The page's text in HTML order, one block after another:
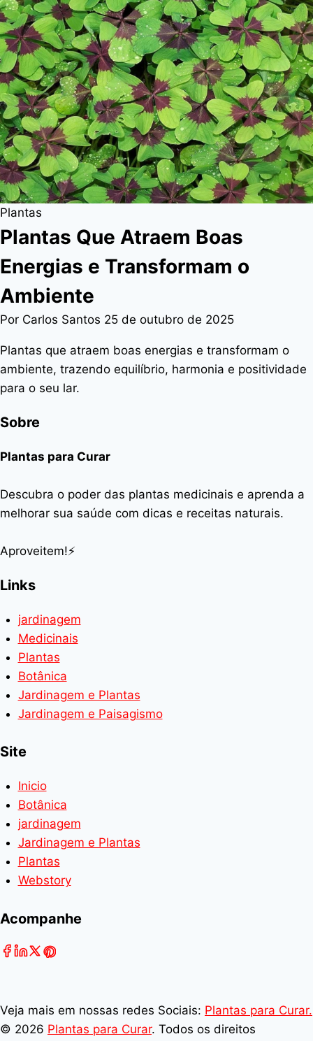
Plantas
Plantas Que Atraem Boas
Energias e Transformam o
Ambiente
Por Carlos Santos 25 de outubro de 2025
Plantas que atraem boas energias e transformam o
ambiente, trazendo equilíbrio, harmonia e positividade
para o seu lar.
Sobre
Plantas para Curar
Descubra o poder das plantas medicinais e aprenda a
melhorar sua saúde com dicas e receitas naturais.
Aproveitem!⚡
Links
jardinagem
Medicinais
Plantas
Botânica
Jardinagem e Plantas
Jardinagem e Paisagismo
Site
Inicio
Botânica
jardinagem
Jardinagem e Plantas
Plantas
Webstory
Acompanhe
Veja mais em nossas redes Sociais: Plantas para Curar.
© 2026 Plantas para Curar. Todos os direitos